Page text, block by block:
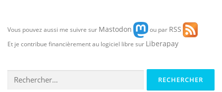
Vous pouvez aussi me suivre sur Mastodon ou par RSS
Et je contribue financièrement au logiciel libre sur Liberapay